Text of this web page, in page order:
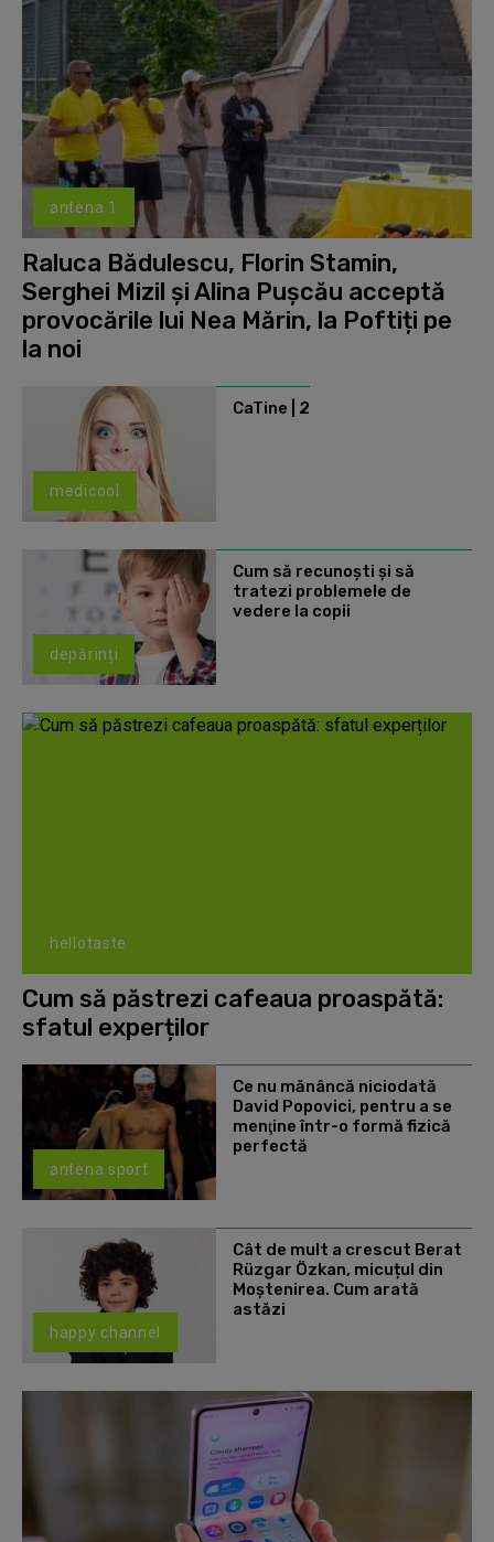
antena 1
Raluca Bădulescu, Florin Stamin,
Serghei Mizil și Alina Pușcău acceptă
provocările lui Nea Mărin, la Poftiți pe
la noi
medicool
CaTine | 2
depărinți
Cum să recunoști și să
tratezi problemele de
vedere la copii
hellotaste
Cum să păstrezi cafeaua proaspătă:
sfatul experților
antena sport
Ce nu mănâncă niciodată
David Popovici, pentru a se
menţine într-o formă fizică
perfectă
happy channel
Cât de mult a crescut Berat
Rüzgar Özkan, micuțul din
Moștenirea. Cum arată
astăzi